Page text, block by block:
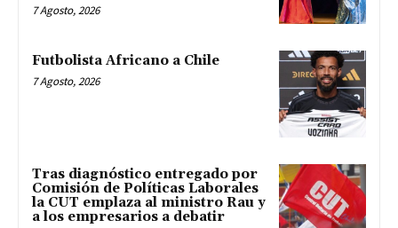
7 Agosto, 2026
Futbolista Africano a Chile
7 Agosto, 2026
Tras diagnóstico entregado por
Comisión de Políticas Laborales
la CUT emplaza al ministro Rau y
a los empresarios a debatir